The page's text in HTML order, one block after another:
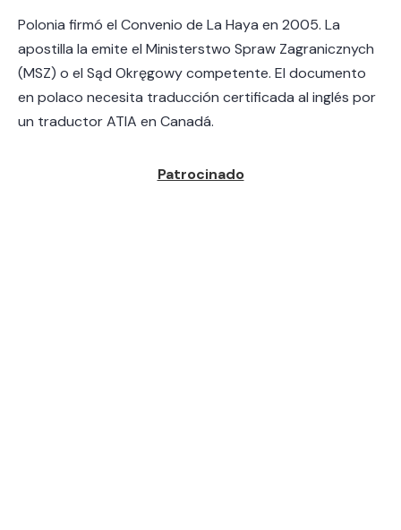
Polonia firmó el Convenio de La Haya en 2005. La
apostilla la emite el Ministerstwo Spraw Zagranicznych
(MSZ) o el Sąd Okręgowy competente. El documento
en polaco necesita traducción certificada al inglés por
un traductor ATIA en Canadá.